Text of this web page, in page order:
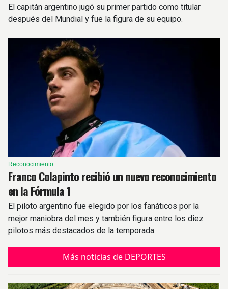
El capitán argentino jugó su primer partido como titular
después del Mundial y fue la figura de su equipo.
Reconocimiento
Franco Colapinto recibió un nuevo reconocimiento
en la Fórmula 1
El piloto argentino fue elegido por los fanáticos por la
mejor maniobra del mes y también figura entre los diez
pilotos más destacados de la temporada.
Más noticias de DEPORTES